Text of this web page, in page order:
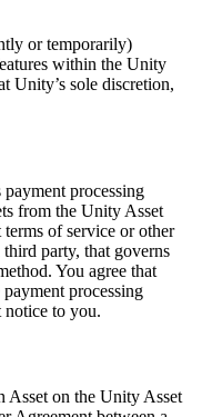
or temporarily)
within the Unity
Unity’s sole discretion,
processing
from the Unity Asset
of service or other
party, that governs
You agree that
processing
notice to you.
Asset on the Unity Asset